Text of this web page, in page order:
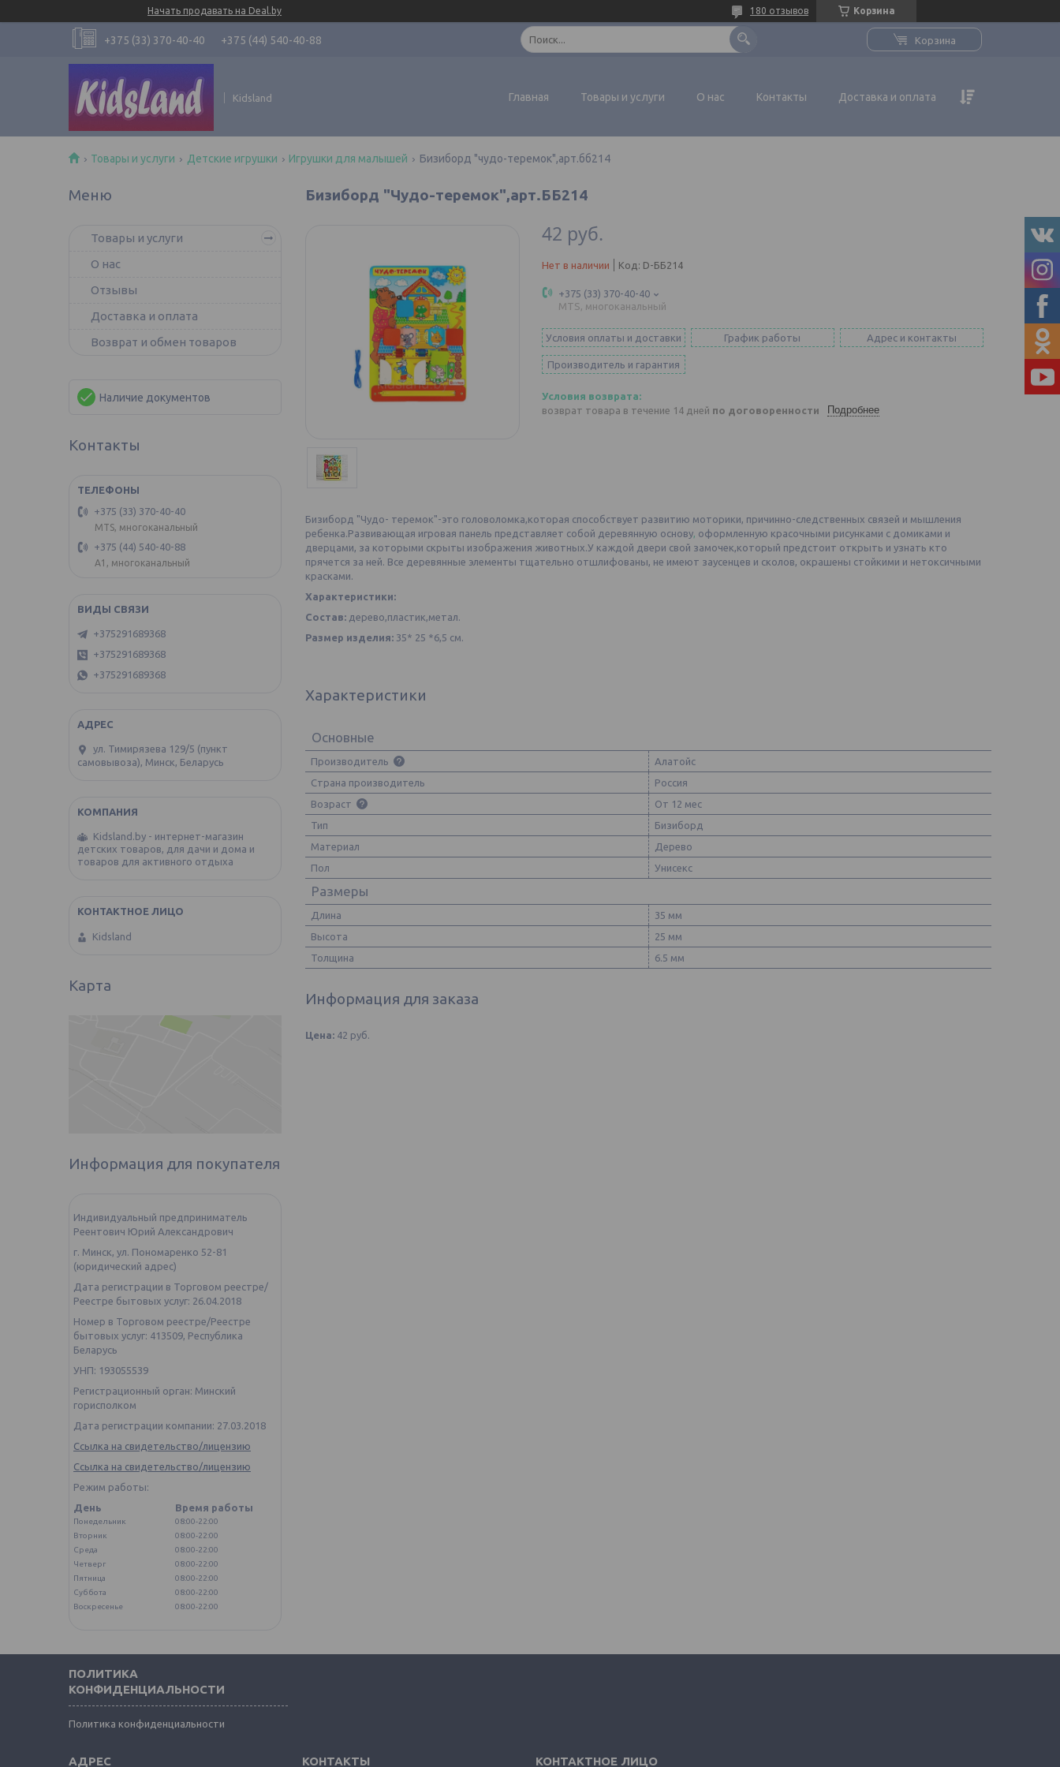
Начать продавать на Deal.by Корзина
180 отзывов
+375 (33) 370-40-40 +375 (44) 540-40-88 Корзина
Kidsland Главная Товары и услуги О нас Контакты Доставка и оплата
Товары и услуги Детские игрушки Игрушки для малышей Бизиборд "чудо-теремок",арт.бб214
Бизиборд "Чудо-теремок",арт.ББ214
42 руб.
Нет в наличии Код: D-ББ214
+375 (33) 370-40-40
MTS, многоканальный
Условия оплаты и доставки График работы Адрес и контакты
Производитель и гарантия
возврат товара в течение 14 дней по договоренности Подробнее
Бизиборд "Чудо- теремок"-это головоломка,которая способствует развитию моторики, причинно-следственных связей и мышления
ребенка.Развивающая игровая панель представляет собой деревянную основу, оформленную красочными рисунками с домиками и
дверцами, за которыми скрыты изображения животных.У каждой двери свой замочек,который предстоит открыть и узнать кто
прячется за ней. Все деревянные элементы тщательно отшлифованы, не имеют заусенцев и сколов, окрашены стойкими и нетоксичными
красками.
Характеристики:
Состав: дерево,пластик,метал.
Размер изделия: 35* 25 *6,5 см.
Характеристики
Основные
Производитель
Алатойс
Страна производитель
Россия
Возраст
От 12 мес
Тип
Бизиборд
Материал
Дерево
Пол
Унисекс
Размеры
Длина
35 мм
Высота
25 мм
Толщина
6.5 мм
Информация для заказа
Цена: 42 руб.
Товары и услуги
О нас
Отзывы
Доставка и оплата
Возврат и обмен товаров
Наличие документов
Контакты
+375 (33) 370-40-40
MTS, многоканальный
+375 (44) 540-40-88
А1, многоканальный
+375291689368
+375291689368
+375291689368
ул. Тимирязева 129/5 (пункт
самовывоза), Минск, Беларусь
Kidsland.by - интернет-магазин
детских товаров, для дачи и дома и
товаров для активного отдыха
Kidsland
Карта
Информация для покупателя
Индивидуальный предприниматель
Реентович Юрий Александрович
г. Минск, ул. Пономаренко 52-81
(юридический адрес)
Дата регистрации в Торговом реестре/
Реестре бытовых услуг: 26.04.2018
Номер в Торговом реестре/Реестре
бытовых услуг: 413509, Республика
Беларусь
УНП: 193055539
Регистрационный орган: Минский
горисполком
Дата регистрации компании: 27.03.2018
Ссылка на свидетельство/лицензию
Ссылка на свидетельство/лицензию
Режим работы:
День
Время работы
Понедельник
08:00-22:00
Вторник
08:00-22:00
Среда
08:00-22:00
Четверг
08:00-22:00
Пятница
08:00-22:00
Суббота
08:00-22:00
Воскресенье
08:00-22:00
ПОЛИТИКА
КОНФИДЕНЦИАЛЬНОСТИ
Политика конфиденциальности